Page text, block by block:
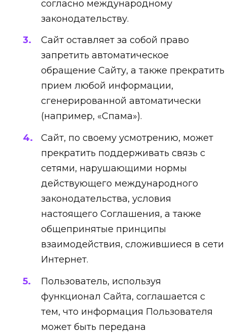
согласно международному
законодательству.
Сайт оставляет за собой право
запретить автоматическое
обращение Сайту, а также прекратить
прием любой информации,
сгенерированной автоматически
(например, «Спама»).
Сайт, по своему усмотрению, может
прекратить поддерживать связь с
сетями, нарушающими нормы
действующего международного
законодательства, условия
настоящего Соглашения, а также
общепринятые принципы
взаимодействия, сложившиеся в сети
Интернет.
Пользователь, используя
функционал Сайта, соглашается с
тем, что информация Пользователя
может быть передана